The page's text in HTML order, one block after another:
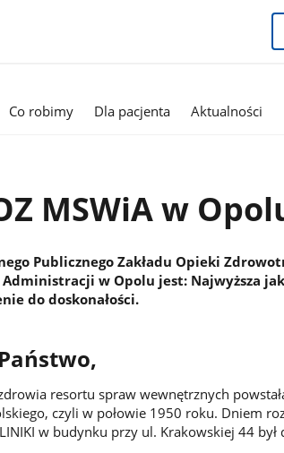
Co robimy Dla pacjenta Aktualności
MSWiA w
Publicznego Zakładu Opieki
w Opolu jest: Najwyższa
do doskonałości.
resortu spraw wewnętrznych
czyli w połowie 1950 roku. Dniem
w budynku przy ul. Krakowskiej 44